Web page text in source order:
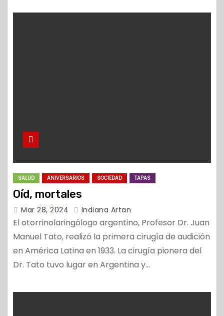
SALUD ANIVERSARIOS SOCIEDAD TAPAS
Oíd, mortales
Mar 28, 2024 Indiana Artan
El otorrinolaringólogo argentino, Profesor Dr. Juan
Manuel Tato, realizó la primera cirugía de audición
en América Latina en 1933. La cirugía pionera del
Dr. Tato tuvo lugar en Argentina y…